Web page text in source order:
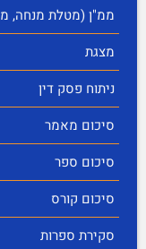
ממ"ן (מטלת מנחה,
מצגת
ניתוח פסק דין
סיכום מאמר
סיכום ספר
סיכום קורס
סקירת ספרות